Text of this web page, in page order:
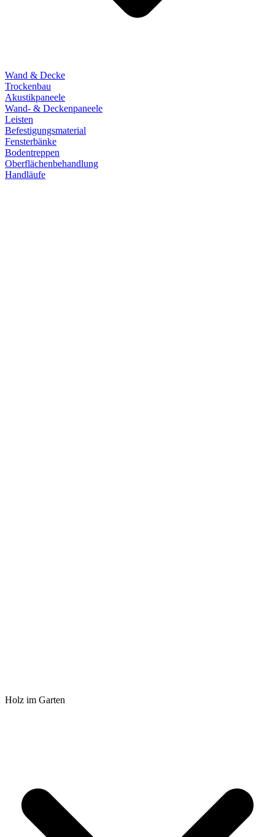
Wand & Decke
Trockenbau
Akustikpaneele
Wand- & Deckenpaneele
Leisten
Befestigungsmaterial
Fensterbänke
Bodentreppen
Oberflächenbehandlung
Handläufe
Holz im Garten